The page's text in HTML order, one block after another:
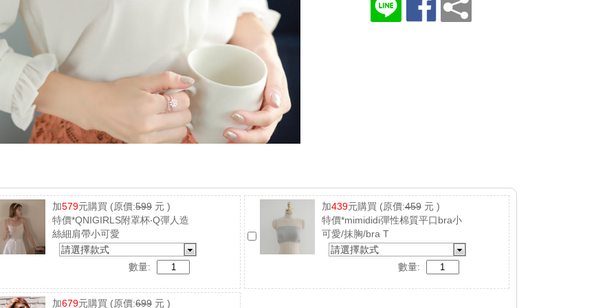
加579元購買 (原價:599 元 )
特價*QNIGIRLS附罩杯‧Q彈人造
絲細肩帶小可愛
請選擇款式
數量:
加439元購買 (原價:459元 )
特價*mimididi彈性棉質平口bra小
可愛/抹胸/bra T
請選擇款式
數量:
加679元購買 (原價:699 元 )